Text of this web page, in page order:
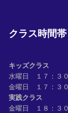
クラス時間帯
キッズクラス
水曜日 １７：３
金曜日 １７：３
実践クラス
金曜日 １８：３